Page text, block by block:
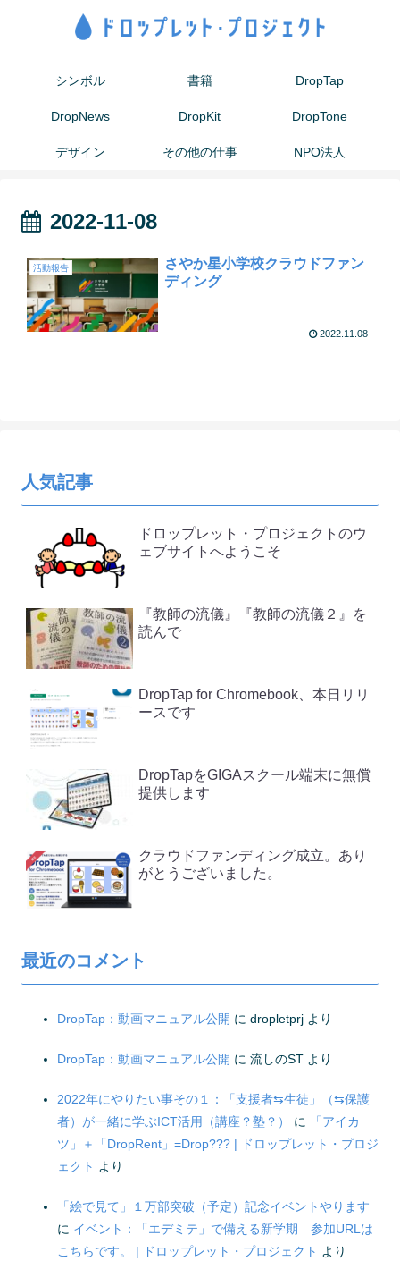
シンボル 書籍 DropTap
DropNews DropKit DropTone
デザイン その他の仕事 NPO法人
2022-11-08
活動報告
さやか星小学校クラウドファン
ディング
2022.11.08
人気記事
ドロップレット・プロジェクトのウ
ェブサイトへようこそ
『教師の流儀』『教師の流儀２』を
読んで
DropTap for Chromebook、本日リリ
ースです
DropTapをGIGAスクール端末に無償
提供します
クラウドファンディング成立。あり
がとうございました。
最近のコメント
DropTap：動画マニュアル公開 に dropletprj より
DropTap：動画マニュアル公開 に 流しのST より
2022年にやりたい事その１：「支援者⇆生徒」（⇆保護
者）が一緒に学ぶICT活用（講座？塾？）
に
「アイカ
ツ」＋「DropRent」=Drop??? | ドロップレット・プロジ
ェクト より
「絵で見て」１万部突破（予定）記念イベントやります
に イベント：「エデミテ」で備える新学期 参加URLは
こちらです。 | ドロップレット・プロジェクト より